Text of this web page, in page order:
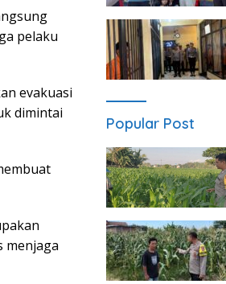
pelaku
evakuasi
dimintai
menjaga
Popular Post